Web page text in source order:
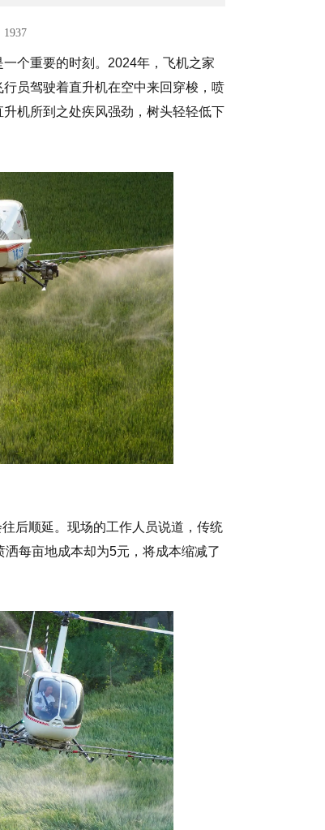
1937
个重要的时刻。2024年，飞机之家
员驾驶着直升机在空中来回穿梭，喷
机所到之处疾风强劲，树头轻轻低下
后顺延。现场的工作人员说道，传统
每亩地成本却为5元，将成本缩减了